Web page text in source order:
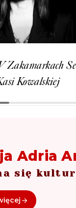
Zakamarkach
Kowalskiej
Adria
się